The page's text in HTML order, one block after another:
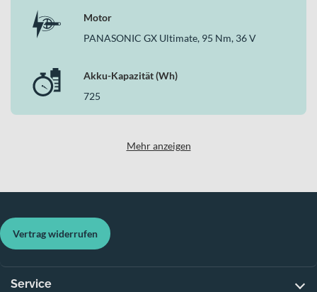
Motor
PANASONIC GX Ultimate, 95 Nm, 36 V
Akku-Kapazität (Wh)
725
Mehr anzeigen
Vertrag widerrufen
Service